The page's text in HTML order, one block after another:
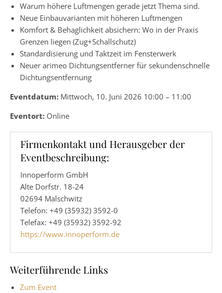
Warum höhere Luftmengen gerade jetzt Thema sind.
Neue Einbauvarianten mit höheren Luftmengen
Komfort & Behaglichkeit absichern: Wo in der Praxis
Grenzen liegen (Zug+Schallschutz)
Standardisierung und Taktzeit im Fensterwerk
Neuer arimeo Dichtungsentferner für sekundenschnelle
Dichtungsentfernung
Eventdatum: Mittwoch, 10. Juni 2026 10:00 – 11:00
Eventort: Online
Firmenkontakt und Herausgeber der
Eventbeschreibung:
Innoperform GmbH
Alte Dorfstr. 18-24
02694 Malschwitz
Telefon: +49 (35932) 3592-0
Telefax: +49 (35932) 3592-92
https://www.innoperform.de
Weiterführende Links
Zum Event